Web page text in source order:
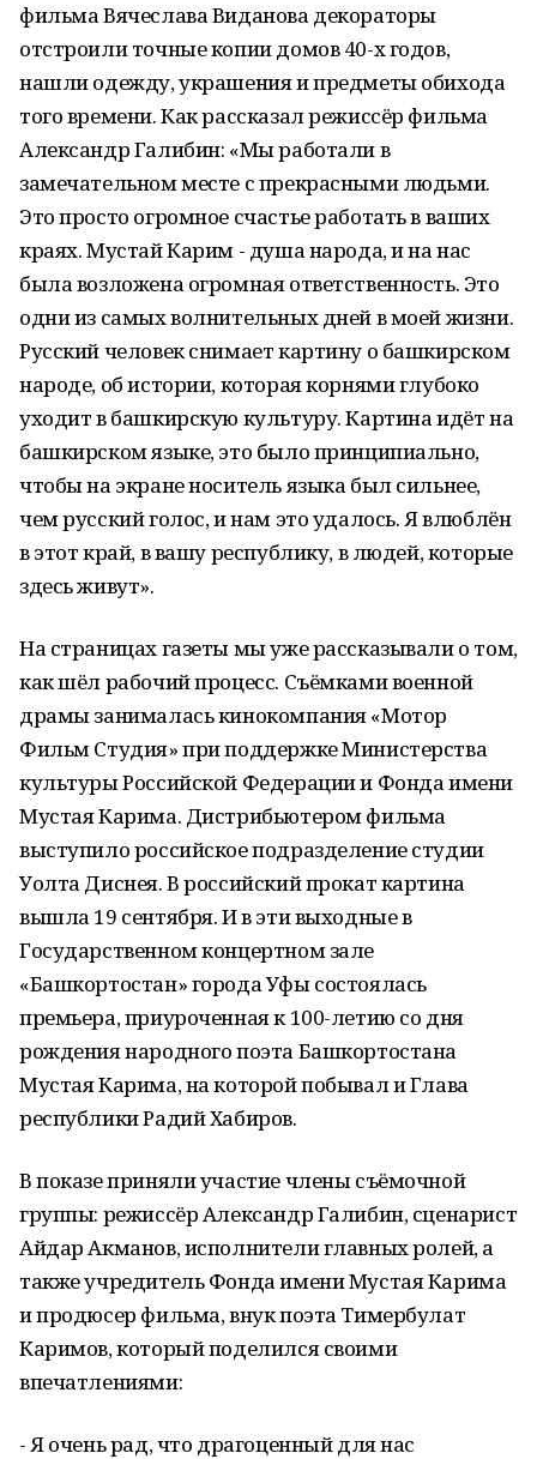
фильма Вячеслава Виданова декораторы
отстроили точные копии домов 40-х годов,
нашли одежду, украшения и предметы обихода
того времени. Как рассказал режиссёр фильма
Александр Галибин: «Мы работали в
замечательном месте с прекрасными людьми.
Это просто огромное счастье работать в ваших
краях. Мустай Карим - душа народа, и на нас
была возложена огромная ответственность. Это
одни из самых волнительных дней в моей жизни.
Русский человек снимает картину о башкирском
народе, об истории, которая корнями глубоко
уходит в башкирскую культуру. Картина идёт на
башкирском языке, это было принципиально,
чтобы на экране носитель языка был сильнее,
чем русский голос, и нам это удалось. Я влюблён
в этот край, в вашу республику, в людей, которые
здесь живут».
На страницах газеты мы уже рассказывали о том,
как шёл рабочий процесс. Съёмками военной
драмы занималась кинокомпания «Мотор
Фильм Студия» при поддержке Министерства
культуры Российской Федерации и Фонда имени
Мустая Карима. Дистрибьютером фильма
выступило российское подразделение студии
Уолта Диснея. В российский прокат картина
вышла 19 сентября. И в эти выходные в
Государственном концертном зале
«Башкортостан» города Уфы состоялась
премьера, приуроченная к 100-летию со дня
рождения народного поэта Башкортостана
Мустая Карима, на которой побывал и Глава
республики Радий Хабиров.
В показе приняли участие члены съёмочной
группы: режиссёр Александр Галибин, сценарист
Айдар Акманов, исполнители главных ролей, а
также учредитель Фонда имени Мустая Карима
и продюсер фильма, внук поэта Тимербулат
Каримов, который поделился своими
впечатлениями:
- Я очень рад, что драгоценный для нас